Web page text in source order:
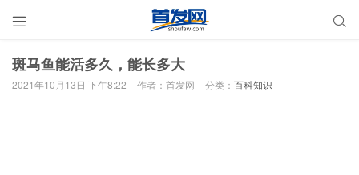
 
斑马鱼能活多久，能长多大
2021年10月13日 下午8:22 作者：首发网 分类： 百科知识